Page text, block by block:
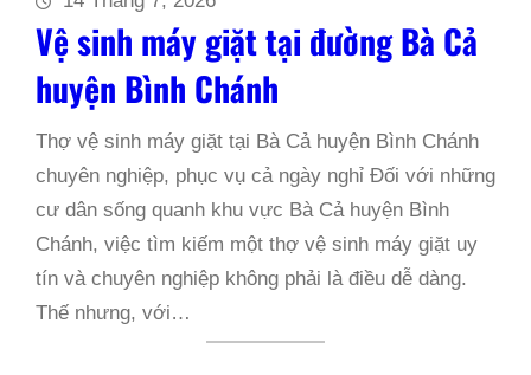
Vệ sinh máy giặt tại đường Bà Cả
huyện Bình Chánh
Thợ vệ sinh máy giặt tại Bà Cả huyện Bình Chánh
chuyên nghiệp, phục vụ cả ngày nghỉ Đối với những
cư dân sống quanh khu vực Bà Cả huyện Bình
Chánh, việc tìm kiếm một thợ vệ sinh máy giặt uy
tín và chuyên nghiệp không phải là điều dễ dàng.
Thế nhưng, với…